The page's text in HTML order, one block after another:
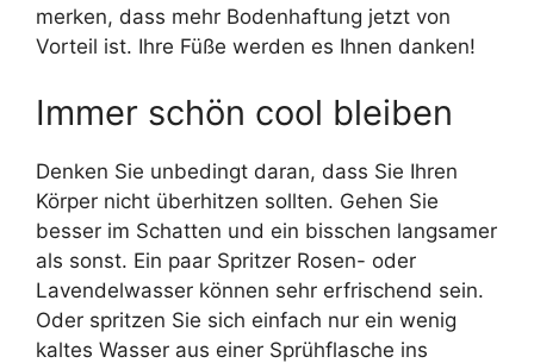
merken, dass mehr Bodenhaftung jetzt von
Vorteil ist. Ihre Füße werden es Ihnen danken!
Immer schön cool bleiben
Denken Sie unbedingt daran, dass Sie Ihren
Körper nicht überhitzen sollten. Gehen Sie
besser im Schatten und ein bisschen langsamer
als sonst. Ein paar Spritzer Rosen- oder
Lavendelwasser können sehr erfrischend sein.
Oder spritzen Sie sich einfach nur ein wenig
kaltes Wasser aus einer Sprühflasche ins